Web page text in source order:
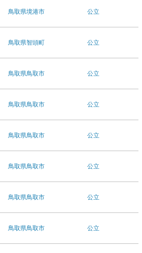
鳥取県境港市 公立
鳥取県智頭町 公立
鳥取県鳥取市 公立
鳥取県鳥取市 公立
鳥取県鳥取市 公立
鳥取県鳥取市 公立
鳥取県鳥取市 公立
鳥取県鳥取市 公立